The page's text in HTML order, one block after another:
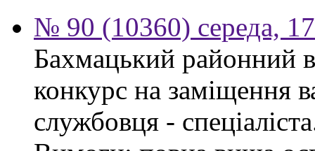
№ 90 (10360) середа,
Бахмацький районний
конкурс на заміщення
службовця -